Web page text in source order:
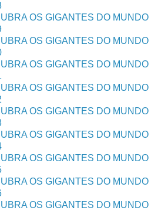
OS GIGANTES DO MUNDO
OS GIGANTES DO MUNDO
OS GIGANTES DO MUNDO
OS GIGANTES DO MUNDO
OS GIGANTES DO MUNDO
OS GIGANTES DO MUNDO
OS GIGANTES DO MUNDO
OS GIGANTES DO MUNDO
OS GIGANTES DO MUNDO